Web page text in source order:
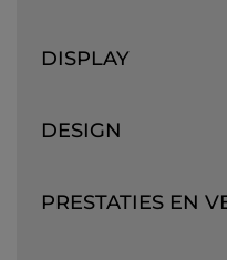
DISPLAY
DESIGN
PRESTATIES EN